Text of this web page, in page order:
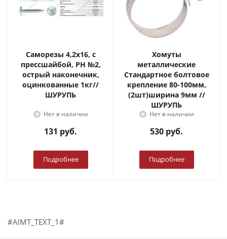
Саморезы 4,2х16, с
прессшайбой, PH №2,
острый наконечник,
оцинкованные 1кг//
ШУРУПЬ
Нет в наличии
131 руб.
Подробнее
Хомуты
металлические
Стандартное болтовое
крепление 80-100мм,
(2шт)ширина 9мм //
ШУРУПЬ
Нет в наличии
530 руб.
Подробнее
#AIMT_TEXT_1#